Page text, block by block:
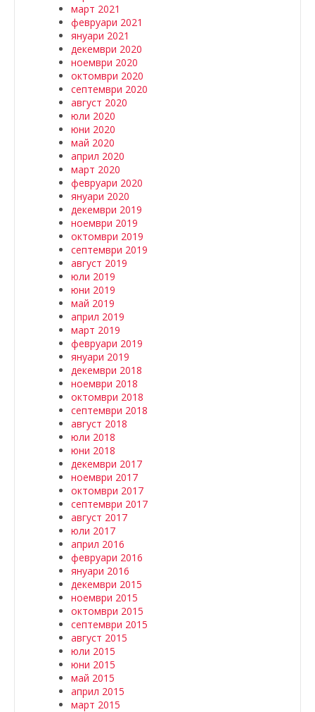
март 2021
февруари 2021
януари 2021
декември 2020
ноември 2020
октомври 2020
септември 2020
август 2020
юли 2020
юни 2020
май 2020
април 2020
март 2020
февруари 2020
януари 2020
декември 2019
ноември 2019
октомври 2019
септември 2019
август 2019
юли 2019
юни 2019
май 2019
април 2019
март 2019
февруари 2019
януари 2019
декември 2018
ноември 2018
октомври 2018
септември 2018
август 2018
юли 2018
юни 2018
декември 2017
ноември 2017
октомври 2017
септември 2017
август 2017
юли 2017
април 2016
февруари 2016
януари 2016
декември 2015
ноември 2015
октомври 2015
септември 2015
август 2015
юли 2015
юни 2015
май 2015
април 2015
март 2015